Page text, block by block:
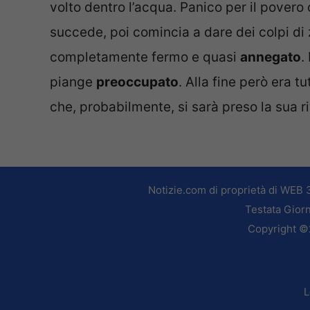
volto dentro l’acqua. Panico per il
succede, poi comincia a dare dei colpi di
completamente fermo e quasi annegato.
piange preoccupato. Alla fine però era
che, probabilmente, si sarà preso la sua
Notizie.com di proprietà di WEB
Testata
Copyright